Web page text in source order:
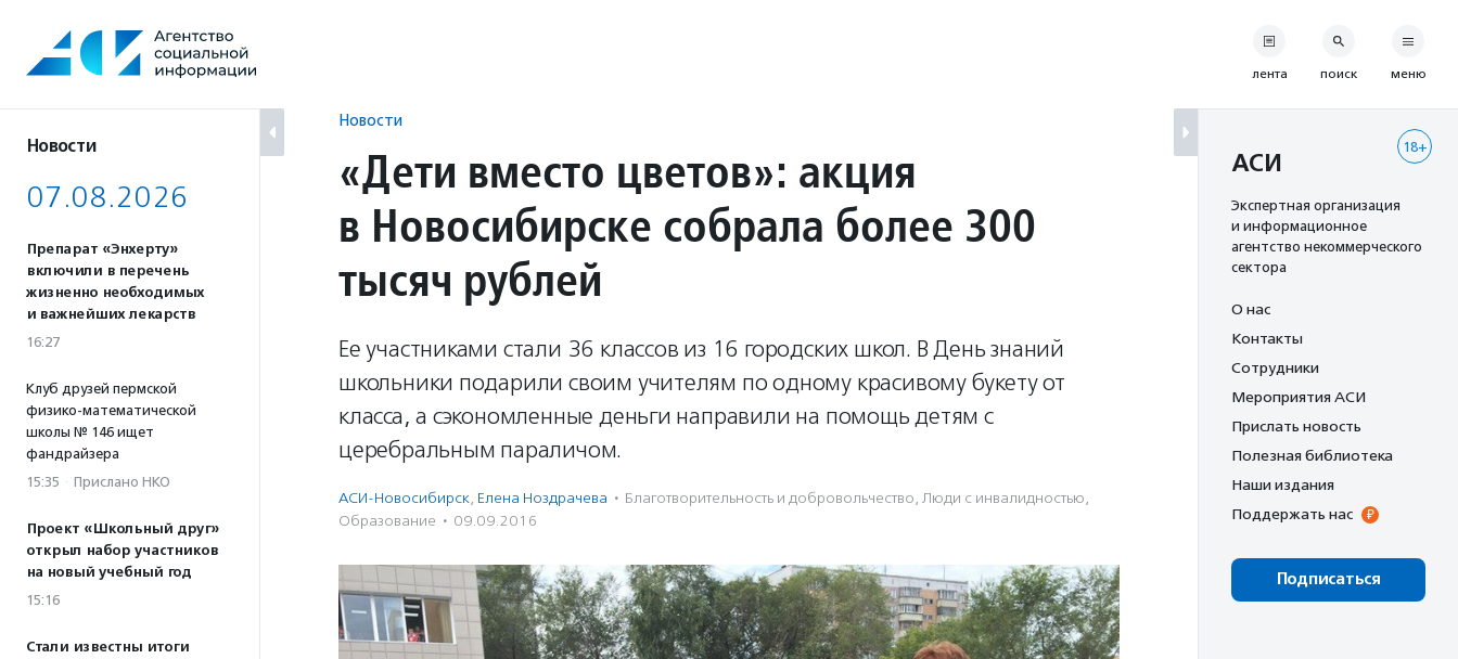
содержанию
Новости
07.08.2026
Препарат «Энхерту»
включили в перечень
жизненно необходимых
и важнейших лекарств
16:27
Клуб друзей пермской
физико-математической
школы № 146 ищет
фандрайзера
15:35 · Прислано НКО
Проект «Школьный друг»
открыл набор участников
на новый учебный год
15:16
Стали известны итоги
Новости
«Дети вместо цветов»: акция
в Новосибирске собрала более 300
тысяч рублей
Ее участниками стали 36 классов из 16 городских школ. В День знаний
школьники подарили своим учителям по одному красивому букету от
класса, а сэкономленные деньги направили на помощь детям с
церебральным параличом.
АСИ-Новосибирск, Елена Ноздрачева · Благотвори­тель­ность и доброволь­чест­во, Люди с инвалидностью,
Образование · 09.09.2016
лента поиск меню
18+
АСИ
Экспертная организация
и информационное
агентство некоммерческого
сектора
О нас
Контакты
Сотрудники
Мероприятия АСИ
Прислать новость
Полезная библиотека
Наши издания
Поддержать нас
Подписаться